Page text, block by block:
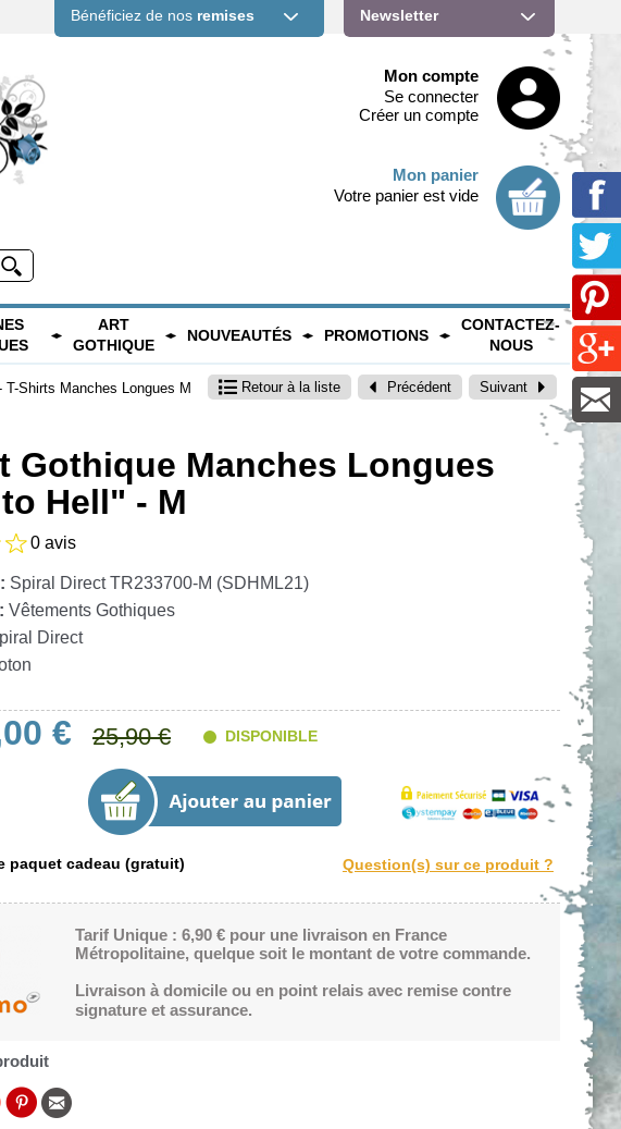
Bénéficiez de nos remises Newsletter
Mon compte
Se connecter
Créer un compte
Mon panier
Votre panier est vide
ART
GOTHIQUE
NOUVEAUTÉS PROMOTIONS
CONTACTEZ-
NOUS
T-Shirts Manches Longues M Retour à la liste Précédent Suivant
Gothique Manches Longues
Hell" - M
0 avis
Spiral Direct TR233700-M (SDHML21)
Vêtements Gothiques
Direct
€ 25,90 € DISPONIBLE
paquet cadeau (gratuit)
Tarif Unique : 6,90 € pour une livraison en France
Métropolitaine, quelque soit le montant de votre commande.
Livraison à domicile ou en point relais avec remise contre
signature et assurance.